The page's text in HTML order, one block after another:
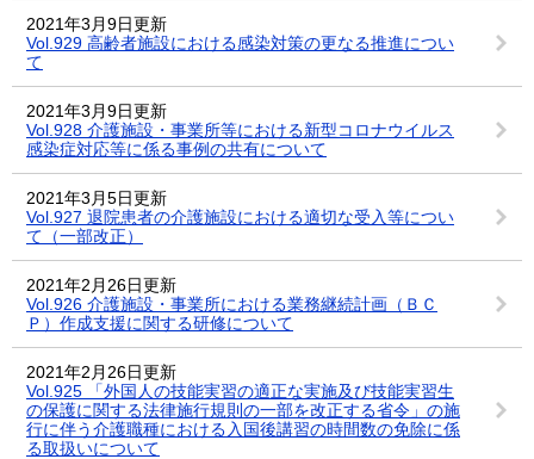
2021年3月9日更新
Vol.929 高齢者施設における感染対策の更なる推進につい
て
2021年3月9日更新
Vol.928 介護施設・事業所等における新型コロナウイルス
感染症対応等に係る事例の共有について
2021年3月5日更新
Vol.927 退院患者の介護施設における適切な受入等につい
て（一部改正）
2021年2月26日更新
Vol.926 介護施設・事業所における業務継続計画（ＢＣ
Ｐ）作成支援に関する研修について
2021年2月26日更新
Vol.925 「外国人の技能実習の適正な実施及び技能実習生
の保護に関する法律施行規則の一部を改正する省令」の施
行に伴う介護職種における入国後講習の時間数の免除に係
る取扱いについて